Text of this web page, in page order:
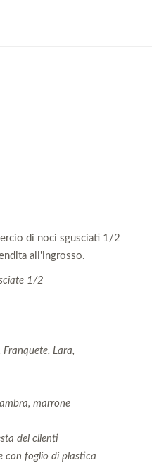
di noci sgusciati 1/2
all'ingrosso.
1/2
Franquete, Lara,
marrone
dei clienti
con foglio di plastica